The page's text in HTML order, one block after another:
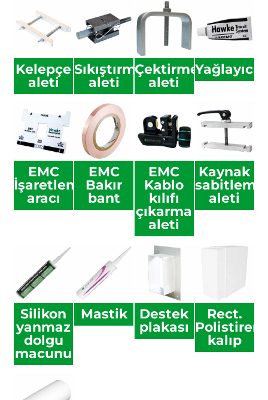
Kelepçe
aleti
Sıkıştırma
aleti
Çektirme
aleti
Yağlayıcı
EMC
İşaretleme
aracı
EMC
Bakır
bant
EMC
Kablo
kılıfı
çıkarma
aleti
Kaynak
sabitleme
aleti
Silikon
yanmaz
dolgu
macunu
Mastik
Destek
plakası
Rect.
Polistiren
kalıp